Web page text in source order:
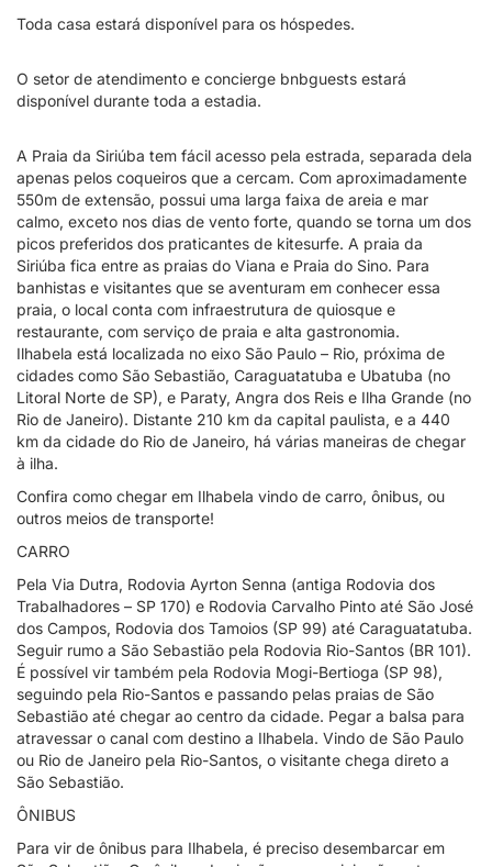
Toda casa estará disponível para os hóspedes.
O setor de atendimento e concierge bnbguests estará
disponível durante toda a estadia.
A Praia da Siriúba tem fácil acesso pela estrada, separada dela
apenas pelos coqueiros que a cercam. Com aproximadamente
550m de extensão, possui uma larga faixa de areia e mar
calmo, exceto nos dias de vento forte, quando se torna um dos
picos preferidos dos praticantes de kitesurfe. A praia da
Siriúba fica entre as praias do Viana e Praia do Sino. Para
banhistas e visitantes que se aventuram em conhecer essa
praia, o local conta com infraestrutura de quiosque e
restaurante, com serviço de praia e alta gastronomia.
Ilhabela está localizada no eixo São Paulo – Rio, próxima de
cidades como São Sebastião, Caraguatatuba e Ubatuba (no
Litoral Norte de SP), e Paraty, Angra dos Reis e Ilha Grande (no
Rio de Janeiro). Distante 210 km da capital paulista, e a 440
km da cidade do Rio de Janeiro, há várias maneiras de chegar
à ilha.
Confira como chegar em Ilhabela vindo de carro, ônibus, ou
outros meios de transporte!
CARRO
Pela Via Dutra, Rodovia Ayrton Senna (antiga Rodovia dos
Trabalhadores – SP 170) e Rodovia Carvalho Pinto até São José
dos Campos, Rodovia dos Tamoios (SP 99) até Caraguatatuba.
Seguir rumo a São Sebastião pela Rodovia Rio-Santos (BR 101).
É possível vir também pela Rodovia Mogi-Bertioga (SP 98),
seguindo pela Rio-Santos e passando pelas praias de São
Sebastião até chegar ao centro da cidade. Pegar a balsa para
atravessar o canal com destino a Ilhabela. Vindo de São Paulo
ou Rio de Janeiro pela Rio-Santos, o visitante chega direto a
São Sebastião.
ÔNIBUS
Para vir de ônibus para Ilhabela, é preciso desembarcar em